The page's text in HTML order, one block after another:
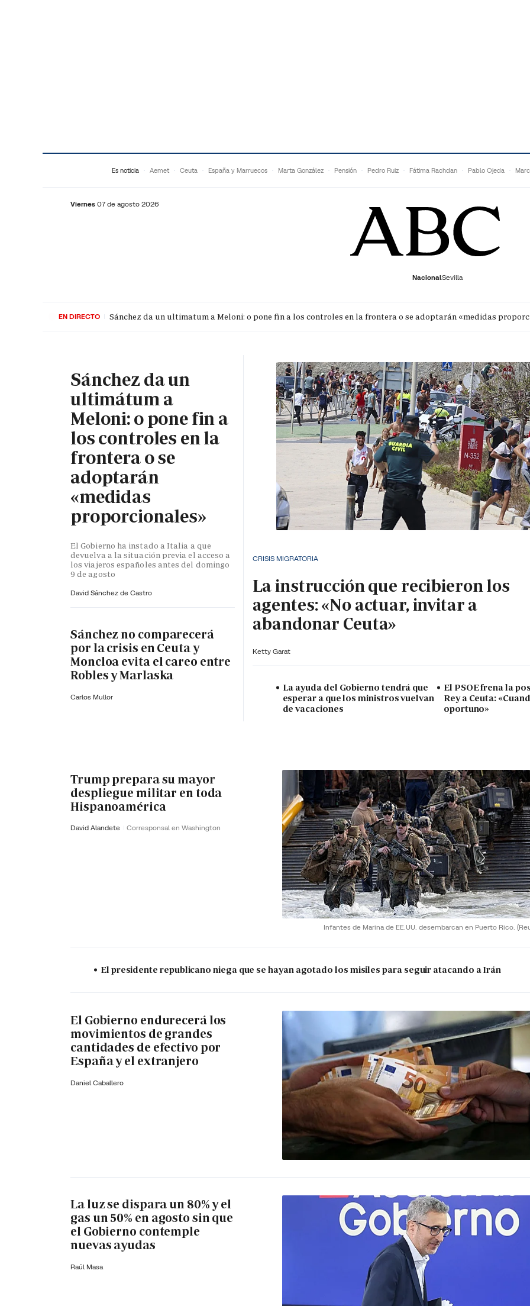
Es noticia Aemet Ceuta España y Marruecos Marta González Pensión Pedro Ruiz Fátima Rachdan Pablo Ojeda
Viernes 07 de agosto 2026
NacionalSevilla
PORTADAOPINIÓNESPAÑAMADRID INTERNACIONALECONOMÍADEPORTESSOCIEDADCULTURAGENTEPLAYHISTORIA
EN DIRECTO Sánchez da un ultimatum a Meloni: o pone fin a los controles en la frontera o se adoptarán «medidas
Sánchez da un
ultimátum a
Meloni: o pone fin a
los controles en la
frontera o se
adoptarán
«medidas
proporcionales»
El Gobierno ha instado a Italia a que
devuelva a la situación previa el acceso a
los viajeros españoles antes del domingo
9 de agosto
David Sánchez de Castro
Sánchez no comparecerá
por la crisis en Ceuta y
Moncloa evita el careo entre
Robles y Marlaska
Carlos Mullor
CRISIS MIGRATORIA
La instrucción que recibieron los
agentes: «No actuar, invitar a
abandonar Ceuta»
Ketty Garat
La ayuda del Gobierno tendrá que
esperar a que los ministros vuelvan
de vacaciones
El PSOE frena la
Rey a Ceuta:
oportuno»
Infantes de Marina de EE.UU. desembarcan en Puerto Rico.
Trump prepara su mayor
despliegue militar en toda
Hispanoamérica
David Alandete Corresponsal en Washington
El presidente republicano niega que se hayan agotado los misiles para seguir atacando a Irán
El Gobierno endurecerá los
movimientos de grandes
cantidades de efectivo por
España y el extranjero
Daniel Caballero
La luz se dispara un 80% y el
gas un 50% en agosto sin que
el Gobierno contemple
nuevas ayudas
Raúl Masa